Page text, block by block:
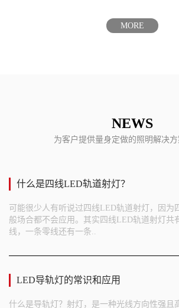
MORE
NEWS
为客户提供量身定做的照明解决
什么是四线LED轨道射灯？
可能很少人有听说过四线LED轨道射灯，因为
般场合都不会应用。其实四线LED轨道射灯共
线，一条零线还有一条..
LED导轨灯的常识和应用
什么是导轨灯？射灯，是一种光线方向性强且